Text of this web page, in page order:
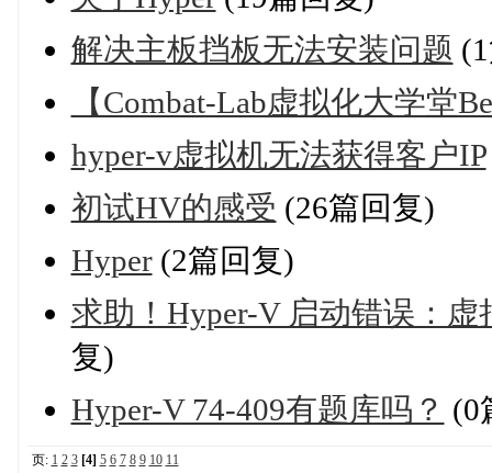
解决主板挡板无法安装问题
【Combat-Lab虚拟化大学堂
hyper-v虚拟机无法获得客户IP
初试HV的感受 (26篇回复)
Hyper(2篇回复)
求助！Hyper-V 启动错误：
复)
Hyper-V 74-409有题库吗？ (0
页: 1 2 3 [4] 5 6 7 8 9 10 11